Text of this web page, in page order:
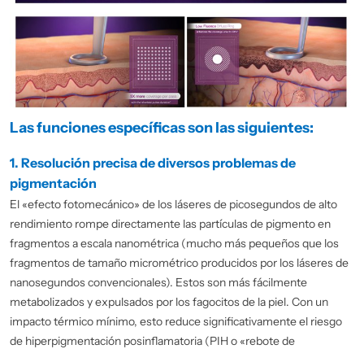
Las funciones específicas son las siguientes:
1. Resolución precisa de diversos problemas de
pigmentación
El «efecto fotomecánico» de los láseres de picosegundos de alto
rendimiento rompe directamente las partículas de pigmento en
fragmentos a escala nanométrica (mucho más pequeños que los
fragmentos de tamaño micrométrico producidos por los láseres de
nanosegundos convencionales). Estos son más fácilmente
metabolizados y expulsados por los fagocitos de la piel. Con un
impacto térmico mínimo, esto reduce significativamente el riesgo
de hiperpigmentación posinflamatoria (PIH o «rebote de